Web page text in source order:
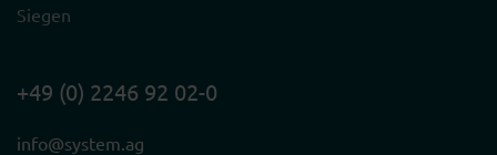
Siegen
+49 (0) 2246 92 02-0
info@system.ag